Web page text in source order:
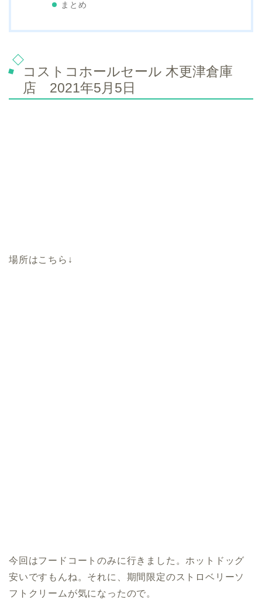
まとめ
コストコホールセール 木更津倉庫
店 2021年5月5日
場所はこちら↓
今回はフードコートのみに行きました。ホットドッグ
安いですもんね。それに、期間限定のストロベリーソ
フトクリームが気になったので。